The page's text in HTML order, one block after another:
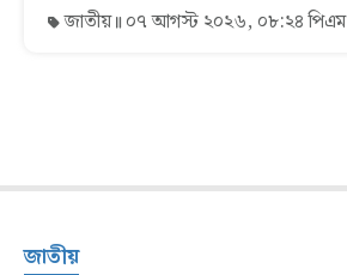
জাতীয় ০৭ আগস্ট ২০২৬, ০৮:২৪ পিএম
জাতীয়